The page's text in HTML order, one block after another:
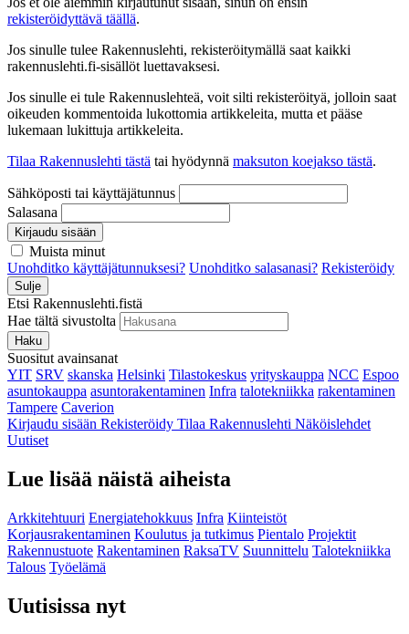
rekisteröidyttävä täällä.
Jos sinulle tulee Rakennuslehti, rekisteröitymällä saat kaikki
rakennuslehti.fi-sisällöt luettavaksesi.
Jos sinulle ei tule Rakennuslehteä, voit silti rekisteröityä, jolloin saat
oikeuden kommentoida lukottomia artikkeleita, mutta et pääse
lukemaan lukittuja artikkeleita.
Tilaa Rakennuslehti tästä tai hyödynnä maksuton koejakso tästä.
Sähköposti tai käyttäjätunnus
Salasana
Kirjaudu sisään
Muista minut
Unohditko käyttäjätunnuksesi? Unohditko salasanasi? Rekisteröidy
Sulje
Etsi Rakennuslehti.fistä
Hae tältä sivustolta
Haku
Suositut avainsanat
YIT SRV skanska Helsinki Tilastokeskus yrityskauppa NCC Espoo
asuntokauppa asuntorakentaminen Infra talotekniikka rakentaminen
Tampere Caverion
Kirjaudu sisään Rekisteröidy Tilaa Rakennuslehti Näköislehdet
Uutiset
Lue lisää näistä aiheista
Arkkitehtuuri Energiatehokkuus Infra Kiinteistöt
Korjausrakentaminen Koulutus ja tutkimus Pientalo Projektit
Rakennustuote Rakentaminen RaksaTV Suunnittelu Talotekniikka
Talous Työelämä
Uutisissa nyt